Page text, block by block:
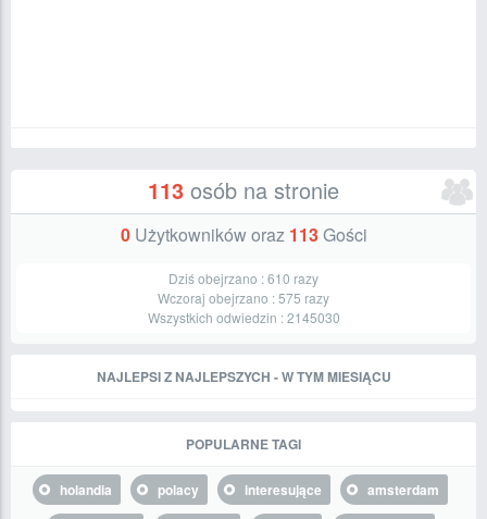
113 osób na stronie
0Użytkowników oraz 113Gości
Dziś obejrzano :610 razy
Wczoraj obejrzano :575 razy
Wszystkich odwiedzin :2145030
NAJLEPSI Z NAJLEPSZYCH - W TYM MIESIĄCU
POPULARNE TAGI
holandia polacy interesujące
amsterdam